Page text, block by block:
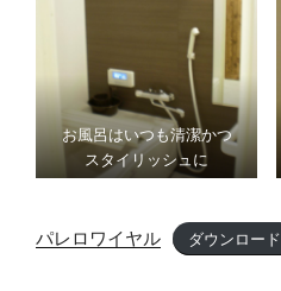
お風呂はいつも清潔かつ
スタイリッシュに
パレロワイヤル ダウンロード